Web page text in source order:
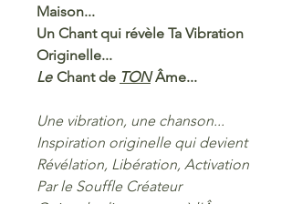
Maison...
Un Chant qui révèle Ta Vibration
Originelle...
Le Chant de TONÂme...
Une vibration, une chanson...
Inspiration originelle qui devient
Révélation, Libération, Activation
Par le Souffle Créateur